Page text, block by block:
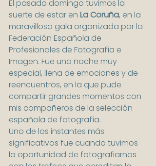
El pasado domingo tuvimos la
suerte de estar en La Coruña, en la
maravillosa gala organizada por la
Federación Española de
Profesionales de Fotografía e
Imagen. Fue una noche muy
especial, llena de emociones y de
reencuentros, en la que pude
compartir grandes momentos con
mis compañeros de la selección
española de fotografía.
Uno de los instantes más
significativos fue cuando tuvimos
la oportunidad de fotografiarnos